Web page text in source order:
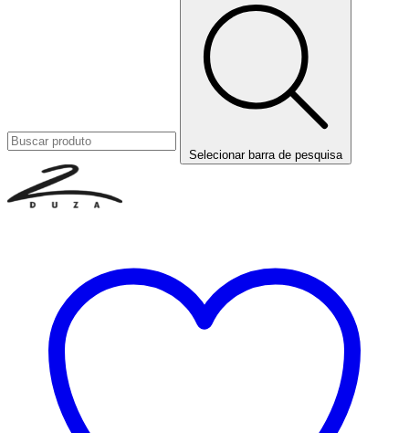
Selecionar barra de pesquisa